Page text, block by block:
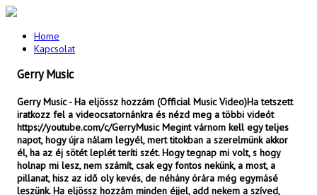
Home
Kapcsolat
Gerry Music
Gerry Music - Ha eljössz hozzám (Official Music Video)Ha tetszett
iratkozz fel a videocsatornánkra és nézd meg a többi videót
https://youtube.com/c/GerryMusic Megint várnom kell egy teljes
napot, hogy újra nálam legyél, mert titokban a szerelmünk akkor
él, ha az éj sötét leplét teríti szét. Hogy tegnap mi volt, s hogy
holnap mi lesz, nem számít, csak egy fontos nekünk, a most, a
pillanat, hisz az idő oly kevés, de néhány órára még egymásé
leszünk. Ha eljössz hozzám minden éjjel, add nekem a szíved,